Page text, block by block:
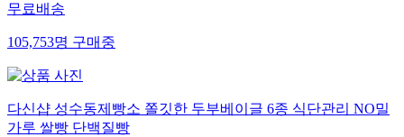
무료배송
105,753명 구매중
다신샵 성수동제빵소 쫄깃한 두부베이글 6종 식단관리 NO밀
가루 쌀빵 단백질빵